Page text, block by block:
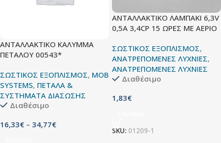
ΑΝΤΑΛΛΑΚΤΙΚΟ ΚΑΛΥΜΜΑ
ΠΕΤΑΛΟΥ 00543*
ΣΩΣΤΙΚΟΣ ΕΞΟΠΛΙΣΜΟΣ, MOB
SYSTEMS, ΠΕΤΑΛΑ &
ΣΥΣΤΗΜΑΤΑ ΔΙΑΣΩΣΗΣ
Διαθέσιμο
16,33€ – 34,77€
ΑΝΤΑΛΛΑΚΤΙΚΟ ΛΑΜΠΑΚΙ 6,3V
0,5Α 3,4CP 15 ΩΡΕΣ ΜΕ ΑΕΡΙΟ
ΣΩΣΤΙΚΟΣ ΕΞΟΠΛΙΣΜΟΣ,
ΑΝΑΤΡΕΠΟΜΕΝΕΣ ΛΥΧΝΙΕΣ,
ΑΝΑΤΡΕΠΟΜΕΝΕΣ ΛΥΧΝΙΕΣ
Διαθέσιμο
1,83€
SKU: 01209-1